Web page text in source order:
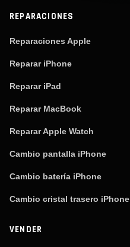
REPARACIONES
Reparaciones Apple
Reparar iPhone
Reparar iPad
Reparar MacBook
Reparar Apple Watch
Cambio pantalla iPhone
Cambio batería iPhone
Cambio cristal trasero iPhone
VENDER